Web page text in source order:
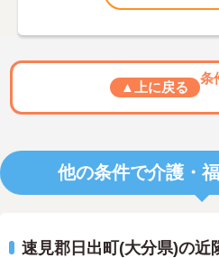
▲上に戻る
条
他の条件で介護・
速見郡日出町(大分県)の近